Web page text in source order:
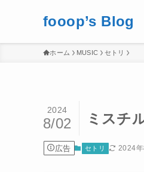
fooop’s Blog
ホーム MUSIC セトリ
ミスチ
2024
8/02
広告 セトリ 2024